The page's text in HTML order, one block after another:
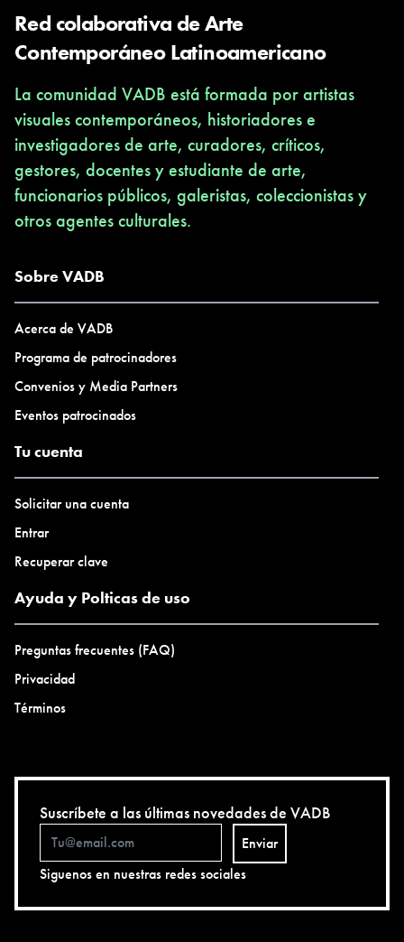
Red colaborativa de Arte
Contemporáneo Latinoamericano
La comunidad VADB está formada por artistas
visuales contemporáneos, historiadores e
investigadores de arte, curadores, críticos,
gestores, docentes y estudiante de arte,
funcionarios públicos, galeristas, coleccionistas y
otros agentes culturales.
Sobre VADB
Acerca de VADB
Programa de patrocinadores
Convenios y Media Partners
Eventos patrocinados
Tu cuenta
Solicitar una cuenta
Entrar
Recuperar clave
Ayuda y Polticas de uso
Preguntas frecuentes (FAQ)
Privacidad
Términos
Suscríbete a las últimas novedades de VADB
Enviar
Siguenos en nuestras redes sociales